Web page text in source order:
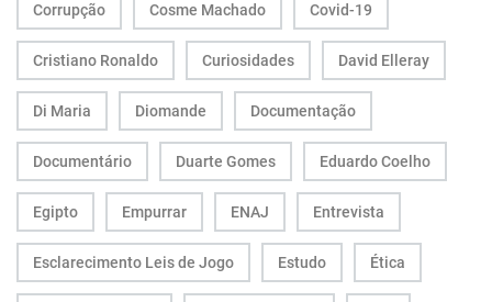
Corrupção Cosme Machado Covid-19
Cristiano Ronaldo Curiosidades David Elleray
Di Maria Diomande Documentação
Documentário Duarte Gomes Eduardo Coelho
Egipto Empurrar ENAJ Entrevista
Esclarecimento Leis de Jogo Estudo Ética